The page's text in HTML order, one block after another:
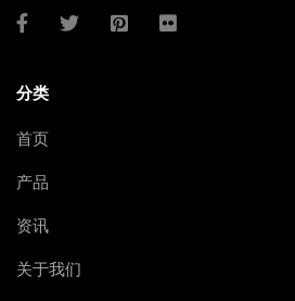
分类
首页
产品
资讯
关于我们